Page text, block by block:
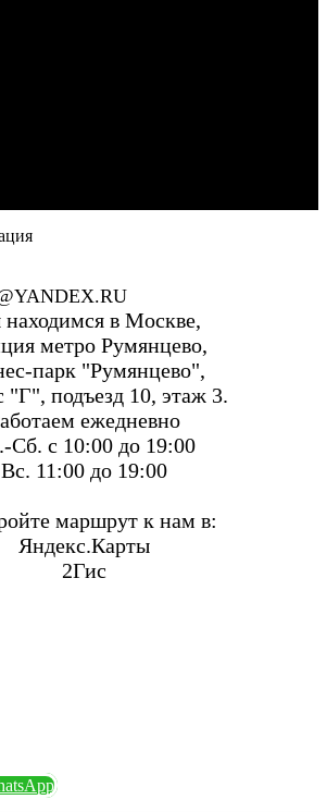
в Москве,
метро Румянцево,
парк "Румянцево",
"Г", подъезд 10, этаж 3.
ежедневно
Сб. с 10:00 до 19:00
Вс. 11:00 до 19:00
маршрут к нам в:
Яндекс.Карты
2Гис